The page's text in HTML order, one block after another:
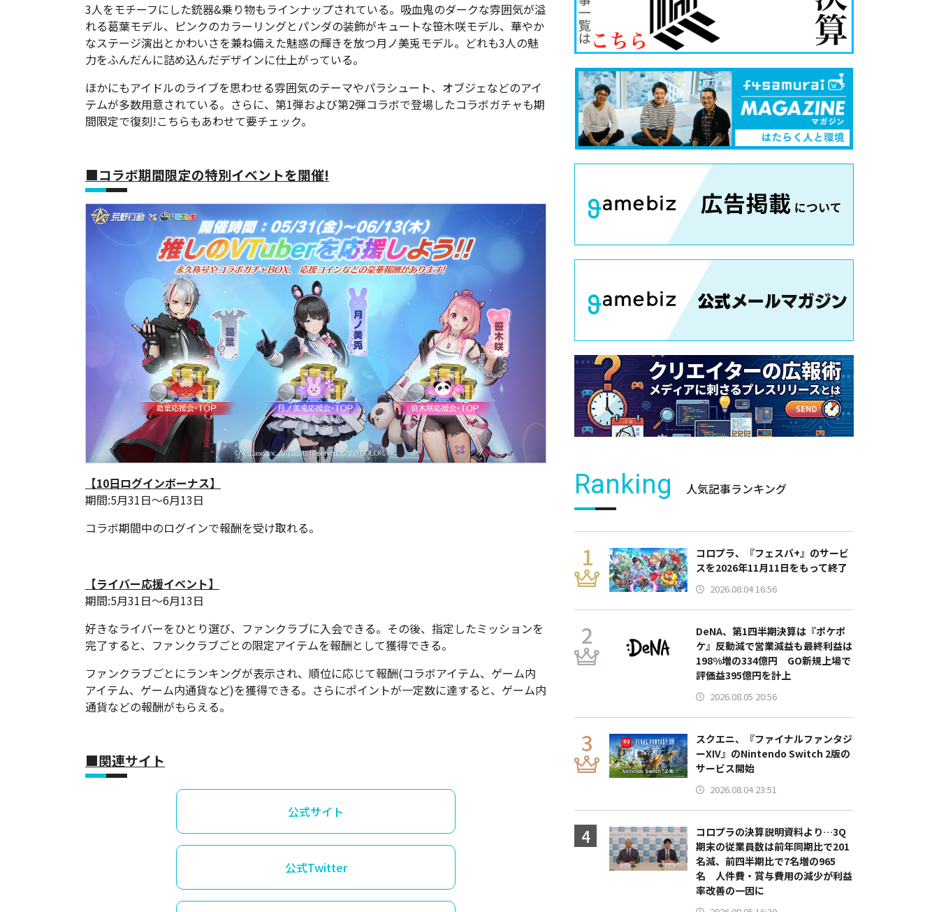
3人をモチーフにした銃器&乗り物もラインナップされている。吸血鬼のダークな雰囲気が溢
れる葛葉モデル、ピンクのカラーリングとパンダの装飾がキュートな笹木咲モデル、華やか
なステージ演出とかわいさを兼ね備えた魅惑の輝きを放つ月ノ美兎モデル。どれも3人の魅
力をふんだんに詰め込んだデザインに仕上がっている。
ほかにもアイドルのライブを思わせる雰囲気のテーマやパラシュート、オブジェなどのアイ
テムが多数用意されている。さらに、第1弾および第2弾コラボで登場したコラボガチャも期
間限定で復刻!こちらもあわせて要チェック。
■コラボ期間限定の特別イベントを開催!
【10日ログインボーナス】
期間:5月31日～6月13日
コラボ期間中のログインで報酬を受け取れる。
【ライバー応援イベント】
期間:5月31日～6月13日
好きなライバーをひとり選び、ファンクラブに入会できる。その後、指定したミッションを
完了すると、ファンクラブごとの限定アイテムを報酬として獲得できる。
ファンクラブごとにランキングが表示され、順位に応じて報酬(コラボアイテム、ゲーム内
アイテム、ゲーム内通貨など)を獲得できる。さらにポイントが一定数に達すると、ゲーム内
通貨などの報酬がもらえる。
■関連サイト
公式サイト
公式Twitter
Ranking 人気記事ランキング
コロプラ、『フェスバ+』のサービ
スを2026年11月11日をもって終了
2026.08.04 16:56
DeNA、第1四半期決算は『ポケポ
ケ』反動減で営業減益も最終利益は
198%増の334億円 GO新規上場で
評価益395億円を計上
2026.08.05 20:56
スクエニ、『ファイナルファンタジ
ーXIV』のNintendo Switch 2版の
サービス開始
2026.08.04 23:51
コロプラの決算説明資料より…3Q
期末の従業員数は前年同期比で201
名減、前四半期比で7名増の965
名 人件費・賞与費用の減少が利益
率改善の一因に